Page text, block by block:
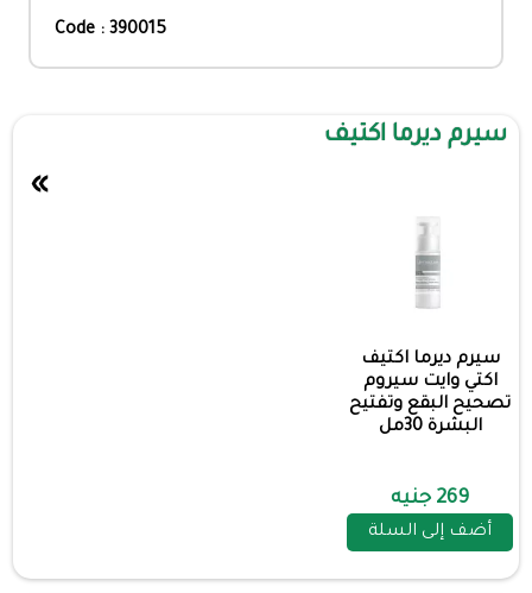
Code : 390015
سيرم ديرما اكتيف
سيرم ديرما اكتيف
اكتي وايت سيروم
تصحيح البقع وتفتيح
البشرة 30مل
269 جنيه
أضف إلى السلة
»